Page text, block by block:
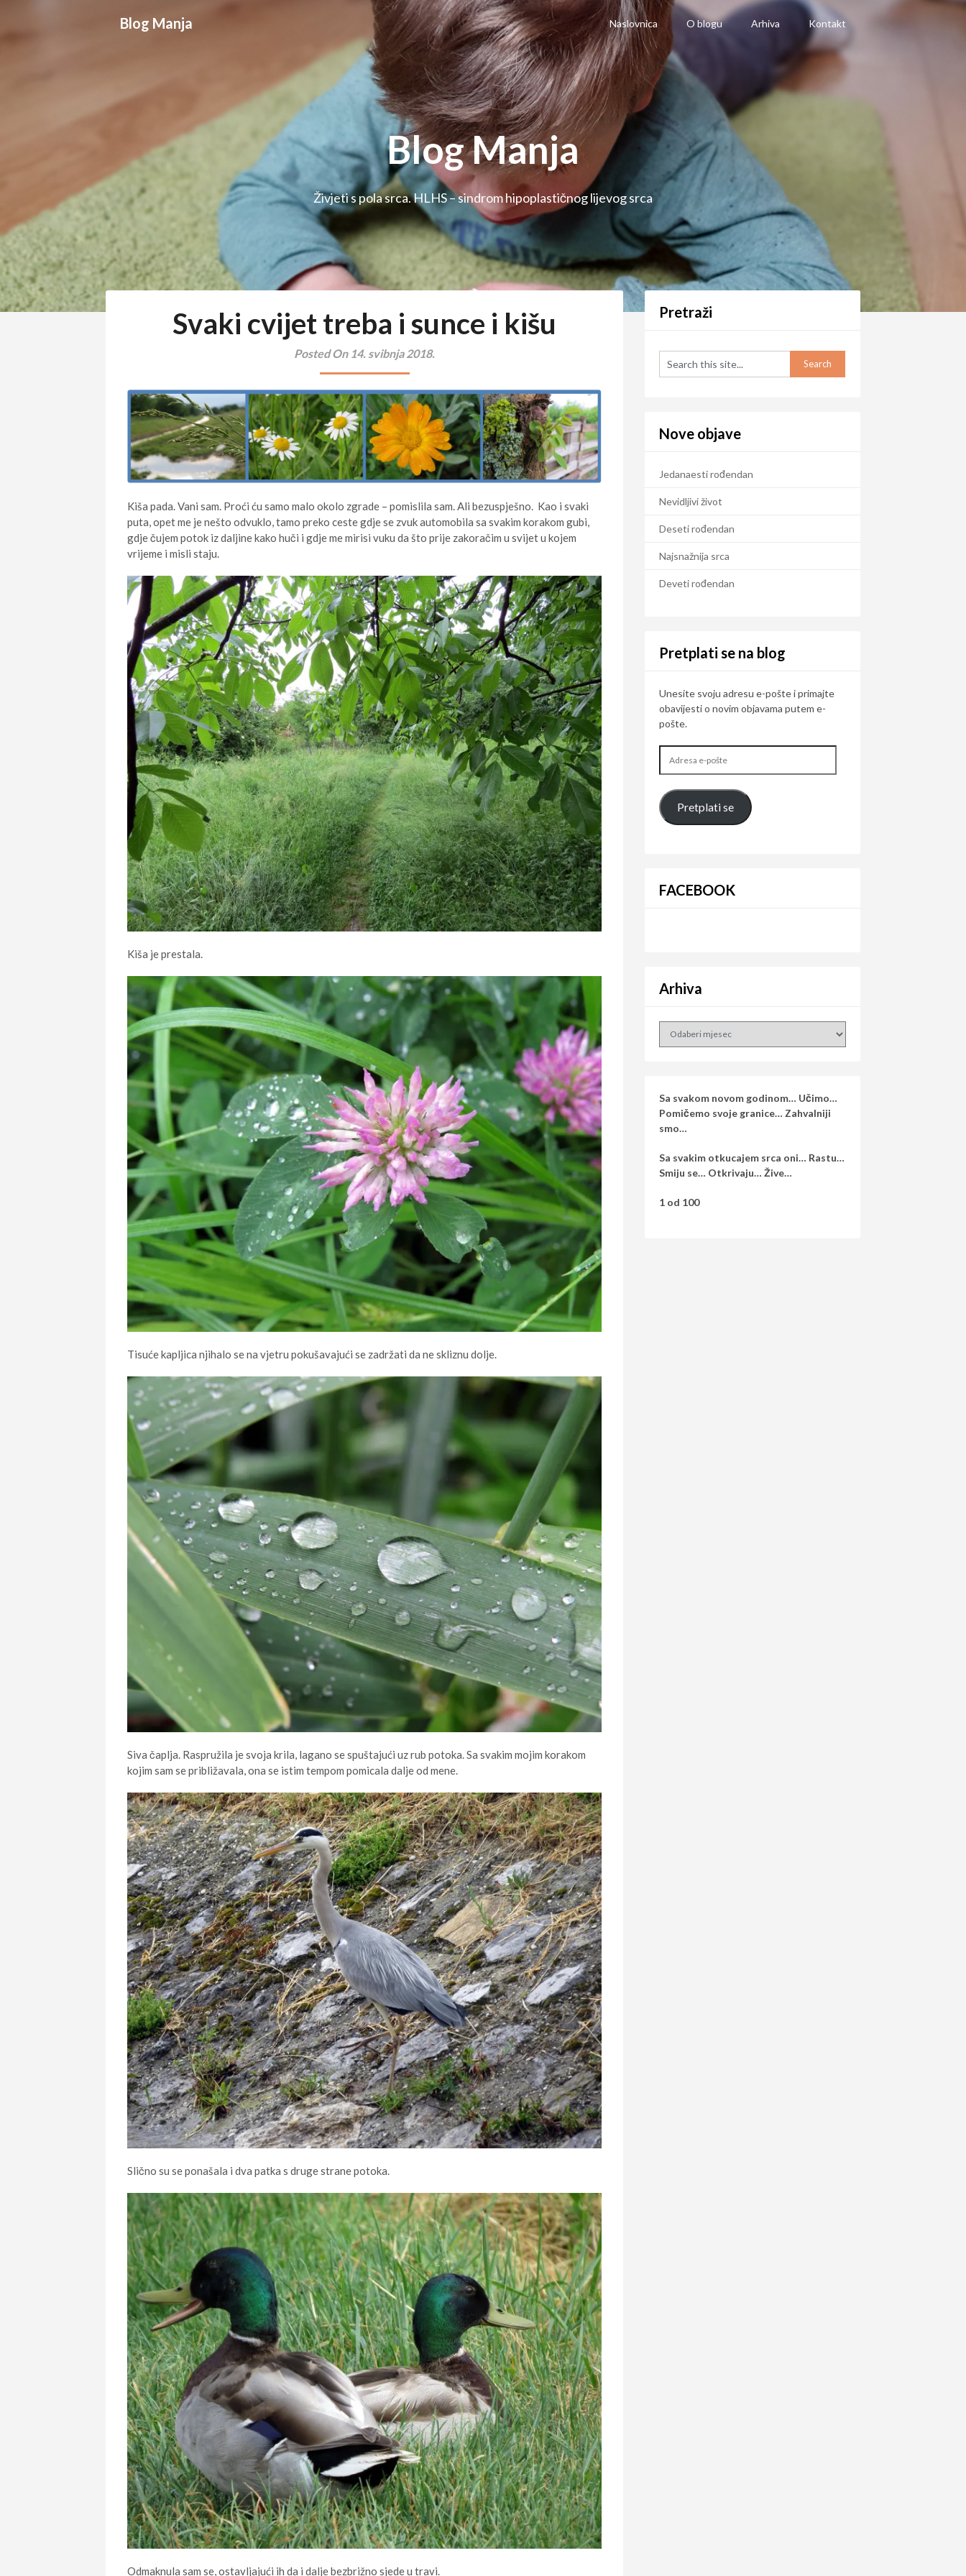
Blog Manja Naslovnica O blogu Arhiva Kontakt
Blog Manja
Živjeti s pola srca. HLHS – sindrom hipoplastičnog lijevog srca
Svaki cvijet treba i sunce i kišu
Posted On 14. svibnja 2018.
Kiša pada. Vani sam. Proći ću samo malo okolo zgrade – pomislila sam. Ali bezuspješno. Kao i svaki
puta, opet me je nešto odvuklo, tamo preko ceste gdje se zvuk automobila sa svakim korakom gubi,
gdje čujem potok iz daljine kako huči i gdje me mirisi vuku da što prije zakoračim u svijet u kojem
vrijeme i misli staju.
Kiša je prestala.
Tisuće kapljica njihalo se na vjetru pokušavajući se zadržati da ne skliznu dolje.
Siva čaplja. Raspružila je svoja krila, lagano se spuštajući uz rub potoka. Sa svakim mojim korakom
kojim sam se približavala, ona se istim tempom pomicala dalje od mene.
Slično su se ponašala i dva patka s druge strane potoka.
Odmaknula sam se, ostavljajući ih da i dalje bezbrižno sjede u travi.
Pretraži
Nove objave
Jedanaesti rođendan
Nevidljivi život
Deseti rođendan
Najsnažnija srca
Deveti rođendan
Pretplati se na blog
Unesite svoju adresu e-pošte i primajte
obavijesti o novim objavama putem e-
pošte.
Pretplati se
FACEBOOK
Arhiva
Arhiva
Sa svakom novom godinom… Učimo…
Pomičemo svoje granice… Zahvalniji
smo…
Sa svakim otkucajem srca oni… Rastu…
Smiju se… Otkrivaju… Žive…
1 od 100